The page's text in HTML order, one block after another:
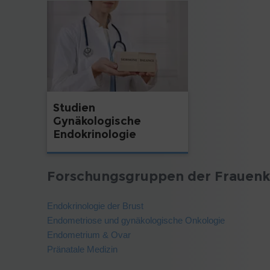
Studien
Gynäkologische
Endokrinologie
Forschungsgruppen der
Endokrinologie der Brust
Endometriose und gynäkologische Onkologie
Endometrium & Ovar
Pränatale Medizin